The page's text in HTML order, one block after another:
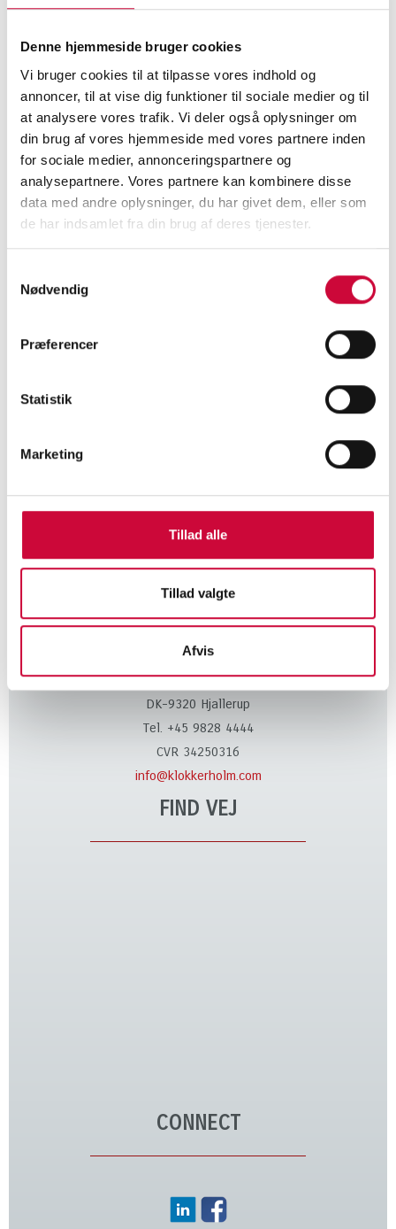
Denne hjemmeside bruger cookies
Vi bruger cookies til at tilpasse vores indhold og
annoncer, til at vise dig funktioner til sociale medier og til
at analysere vores trafik. Vi deler også oplysninger om
din brug af vores hjemmeside med vores partnere inden
for sociale medier, annonceringspartnere og
analysepartnere. Vores partnere kan kombinere disse
data med andre oplysninger, du har givet dem, eller som
de har indsamlet fra din brug af deres tjenester.
Nødvendig
Præferencer
Statistik
Marketing
Tillad alle
Tillad valgte
Afvis
central roll i beslut kring prissättning och
försäljningsinsatser. Han kommer bland annat
arbeta med försäljningsoptimering samt
utvärdera data.
Vi är glada att kunna hälsa Lars välkommen till
Klokkerholm.
< Tillbaka
KONTAKTA OSS I
för att få veta mer om våra
karosseridelar!
KONTAKT
Klokkerholm Karosseridele A/S
Kløvervej 6
DK-9320 Hjallerup
Tel. +45 9828 4444
CVR 34250316
info@klokkerholm.com
FIND VEJ
CONNECT